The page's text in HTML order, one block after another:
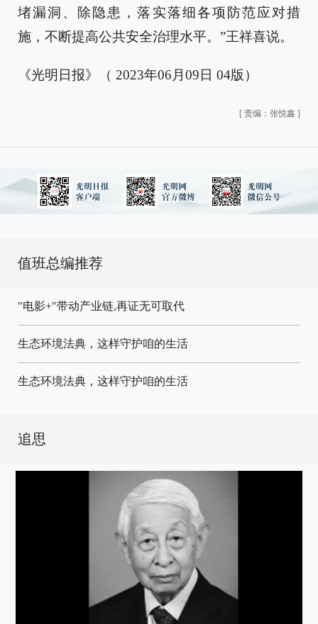
堵漏洞、除隐患，落实落细各项防范应对措
施，不断提高公共安全治理水平。”王祥喜说。
《光明日报》（ 2023年06月09日 04版）
[ 责编：张悦鑫 ]
值班总编推荐
"电影+"带动产业链,再证无可取代
生态环境法典，这样守护咱的生活
生态环境法典，这样守护咱的生活
追思